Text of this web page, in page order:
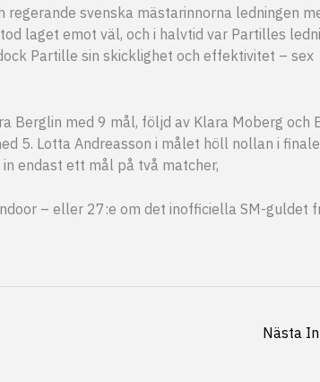
svenska mästarinnorna ledningen
laget emot väl, och i halvtid var Partilles
Partille sin skicklighet och effektivitet – sex
Berglin med 9 mål, följd av Klara Moberg och
5. Lotta Andreasson i målet höll nollan i
endast ett mål på två matcher,
– eller 27:e om det inofficiella SM-guldet
Nästa